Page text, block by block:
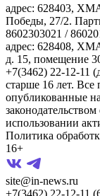
адрес: 628403,
Победы, 27/2.
8602303021 /
адрес: 628408,
д. 15, помещение
+7(3462) 22-12-11
старше 16 лет.
опубликованные
использовании
Политика
16+
site@in-news.ru
+7(3462) 22-12-11